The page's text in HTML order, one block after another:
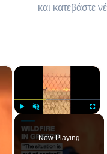
και κατεβάστε
×
Play
Now Playing
×